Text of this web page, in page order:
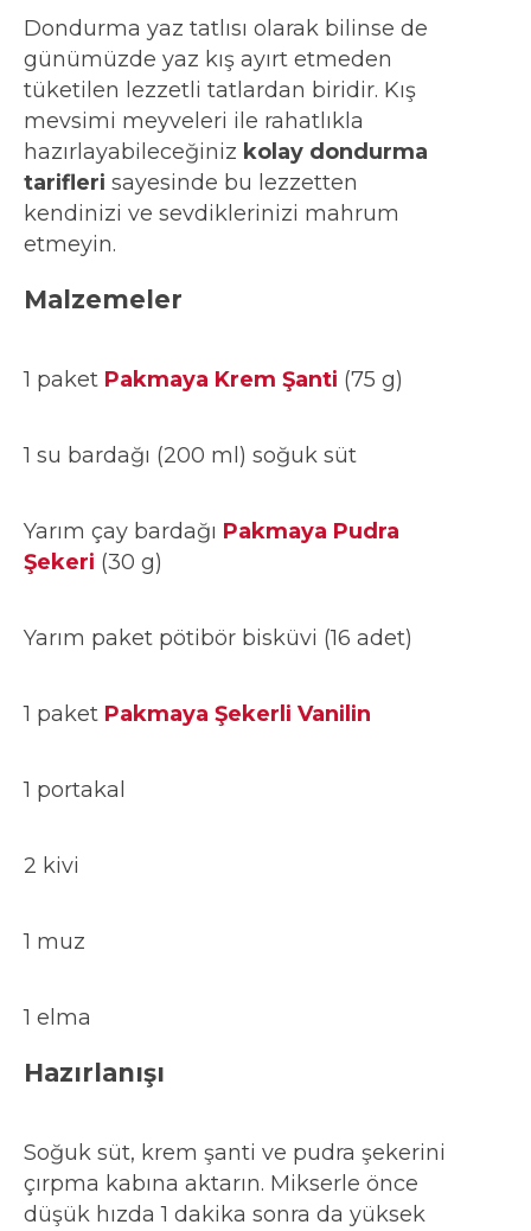
Dondurma yaz tatlısı olarak bilinse de
günümüzde yaz kış ayırt etmeden
tüketilen lezzetli tatlardan biridir. Kış
mevsimi meyveleri ile rahatlıkla
hazırlayabileceğiniz kolay dondurma
tarifleri sayesinde bu lezzetten
kendinizi ve sevdiklerinizi mahrum
etmeyin.
Malzemeler
1 paket Pakmaya Krem Şanti (75 g)
1 su bardağı (200 ml) soğuk süt
Yarım çay bardağı Pakmaya Pudra
Şekeri (30 g)
Yarım paket pötibör bisküvi (16 adet)
1 paket Pakmaya Şekerli Vanilin
1 portakal
2 kivi
1 muz
1 elma
Hazırlanışı
Soğuk süt, krem şanti ve pudra şekerini
çırpma kabına aktarın. Mikserle önce
düşük hızda 1 dakika sonra da yüksek